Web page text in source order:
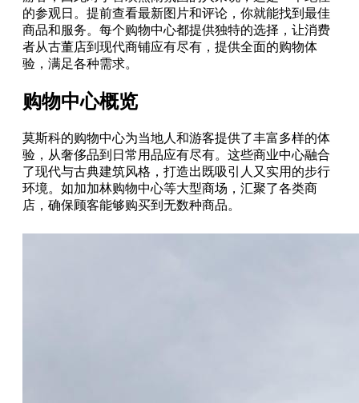
的参观日。提前查看最新图片和评论，你就能找到最佳
商品和服务。每个购物中心都提供独特的选择，让消费
者从古董店到现代商铺应有尽有，提供全面的购物体
验，满足各种需求。
购物中心概览
莫斯科的购物中心为当地人和游客提供了丰富多样的体
验，从奢侈品到日常用品应有尽有。这些商业中心融合
了现代与古典建筑风格，打造出既吸引人又实用的步行
环境。如加加林购物中心等大型商场，汇聚了各类商
店，确保顾客能够购买到无数种商品。